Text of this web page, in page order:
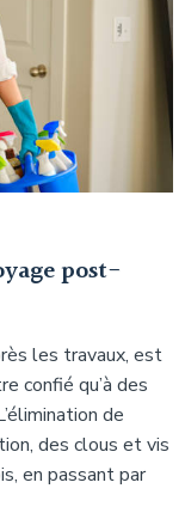
post-
les travaux, est
confié qu’à des
de
des clous et vis
en passant par